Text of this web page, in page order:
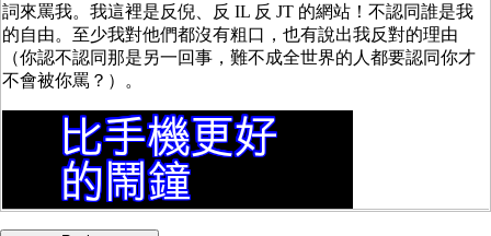
詞來罵我。我這裡是反倪、反 IL 反 JT 的網站！不認同誰是我
的自由。至少我對他們都沒有粗口，也有說出我反對的理由
（你認不認同那是另一回事，難不成全世界的人都要認同你才
不會被你罵？）。